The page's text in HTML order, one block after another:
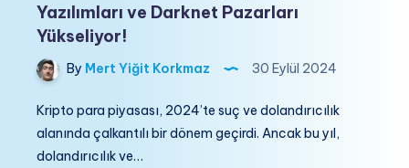
Yazılımları ve Darknet Pazarları
Yükseliyor!
By Mert Yiğit Korkmaz 30 Eylül 2024
Kripto para piyasası, 2024’te suç ve dolandırıcılık
alanında çalkantılı bir dönem geçirdi. Ancak bu yıl,
dolandırıcılık ve…